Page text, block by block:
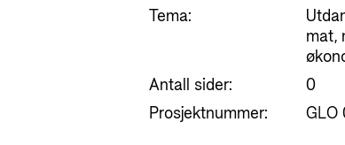
Tema:
mat,
Antall sider:
0
Prosjektnummer:
GLO